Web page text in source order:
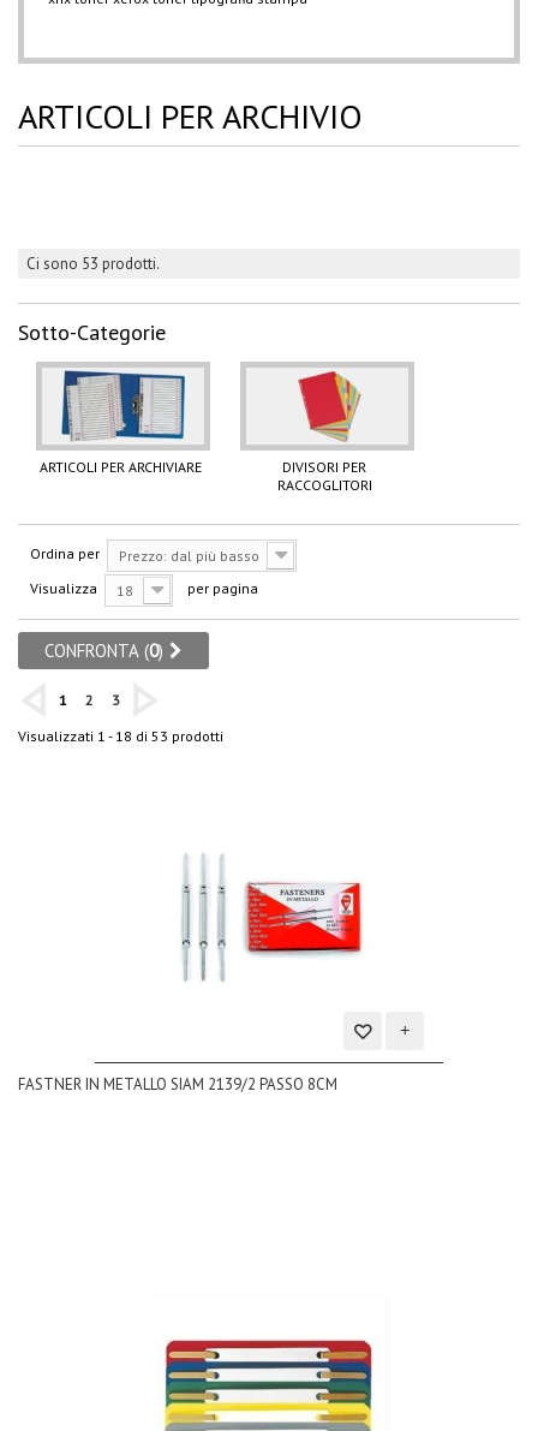
ARTICOLI PER ARCHIVIO
Ci sono 53 prodotti.
Sotto-Categorie
ARTICOLI PER ARCHIVIARE
DIVISORI PER
RACCOGLITORI
Ordina per
Prezzo: dal più basso
Visualizza
18 per pagina
CONFRONTA (0)
1 2
3
Visualizzati 1 - 18 di 53 prodotti
Aggiungi
FASTNER IN METALLO SIAM 2139/2 PASSO 8CM